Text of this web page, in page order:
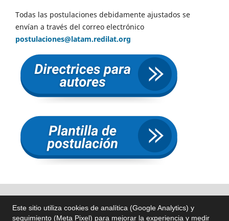
Todas las postulaciones debidamente ajustados se
envían a través del correo electrónico
postulaciones@latam.redilat.org
Este sitio utiliza cookies de analítica (Google Analytics) y
seguimiento (Meta Pixel) para mejorar la experiencia y medir